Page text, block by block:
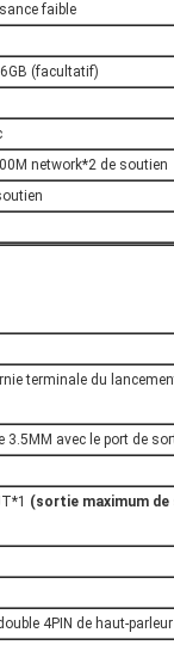
faible
(facultatif)
network*2 de soutien
terminale du
3.5MM avec le port de
(sortie maximum de
4PIN de haut-